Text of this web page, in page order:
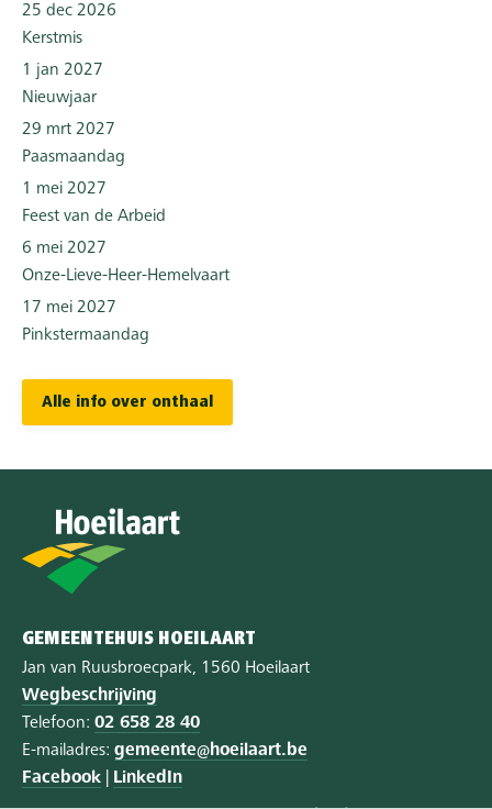
25 dec 2026
Kerstmis
1 jan 2027
Nieuwjaar
29 mrt 2027
Paasmaandag
1 mei 2027
Feest van de Arbeid
6 mei 2027
Onze-Lieve-Heer-Hemelvaart
17 mei 2027
Pinkstermaandag
Alle info over onthaal
GEMEENTEHUIS HOEILAART
Jan van Ruusbroecpark, 1560 Hoeilaart
Wegbeschrijving
Telefoon: 02 658 28 40
E-mailadres: gemeente@hoeilaart.be
Facebook
LinkedIn